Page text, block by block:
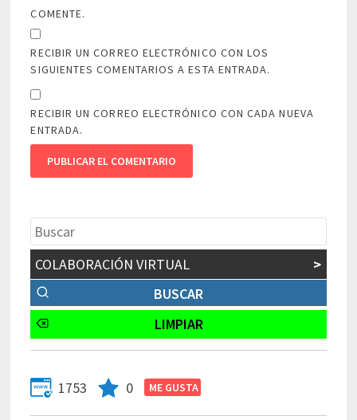
COMENTE.
RECIBIR UN CORREO ELECTRÓNICO CON LOS
SIGUIENTES COMENTARIOS A ESTA ENTRADA.
RECIBIR UN CORREO ELECTRÓNICO CON CADA NUEVA
ENTRADA.
COLABORACIÓN VIRTUAL >
1753 0